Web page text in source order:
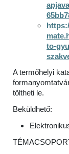
to-
A termőhelyi
töltheti le.
Beküldhető: